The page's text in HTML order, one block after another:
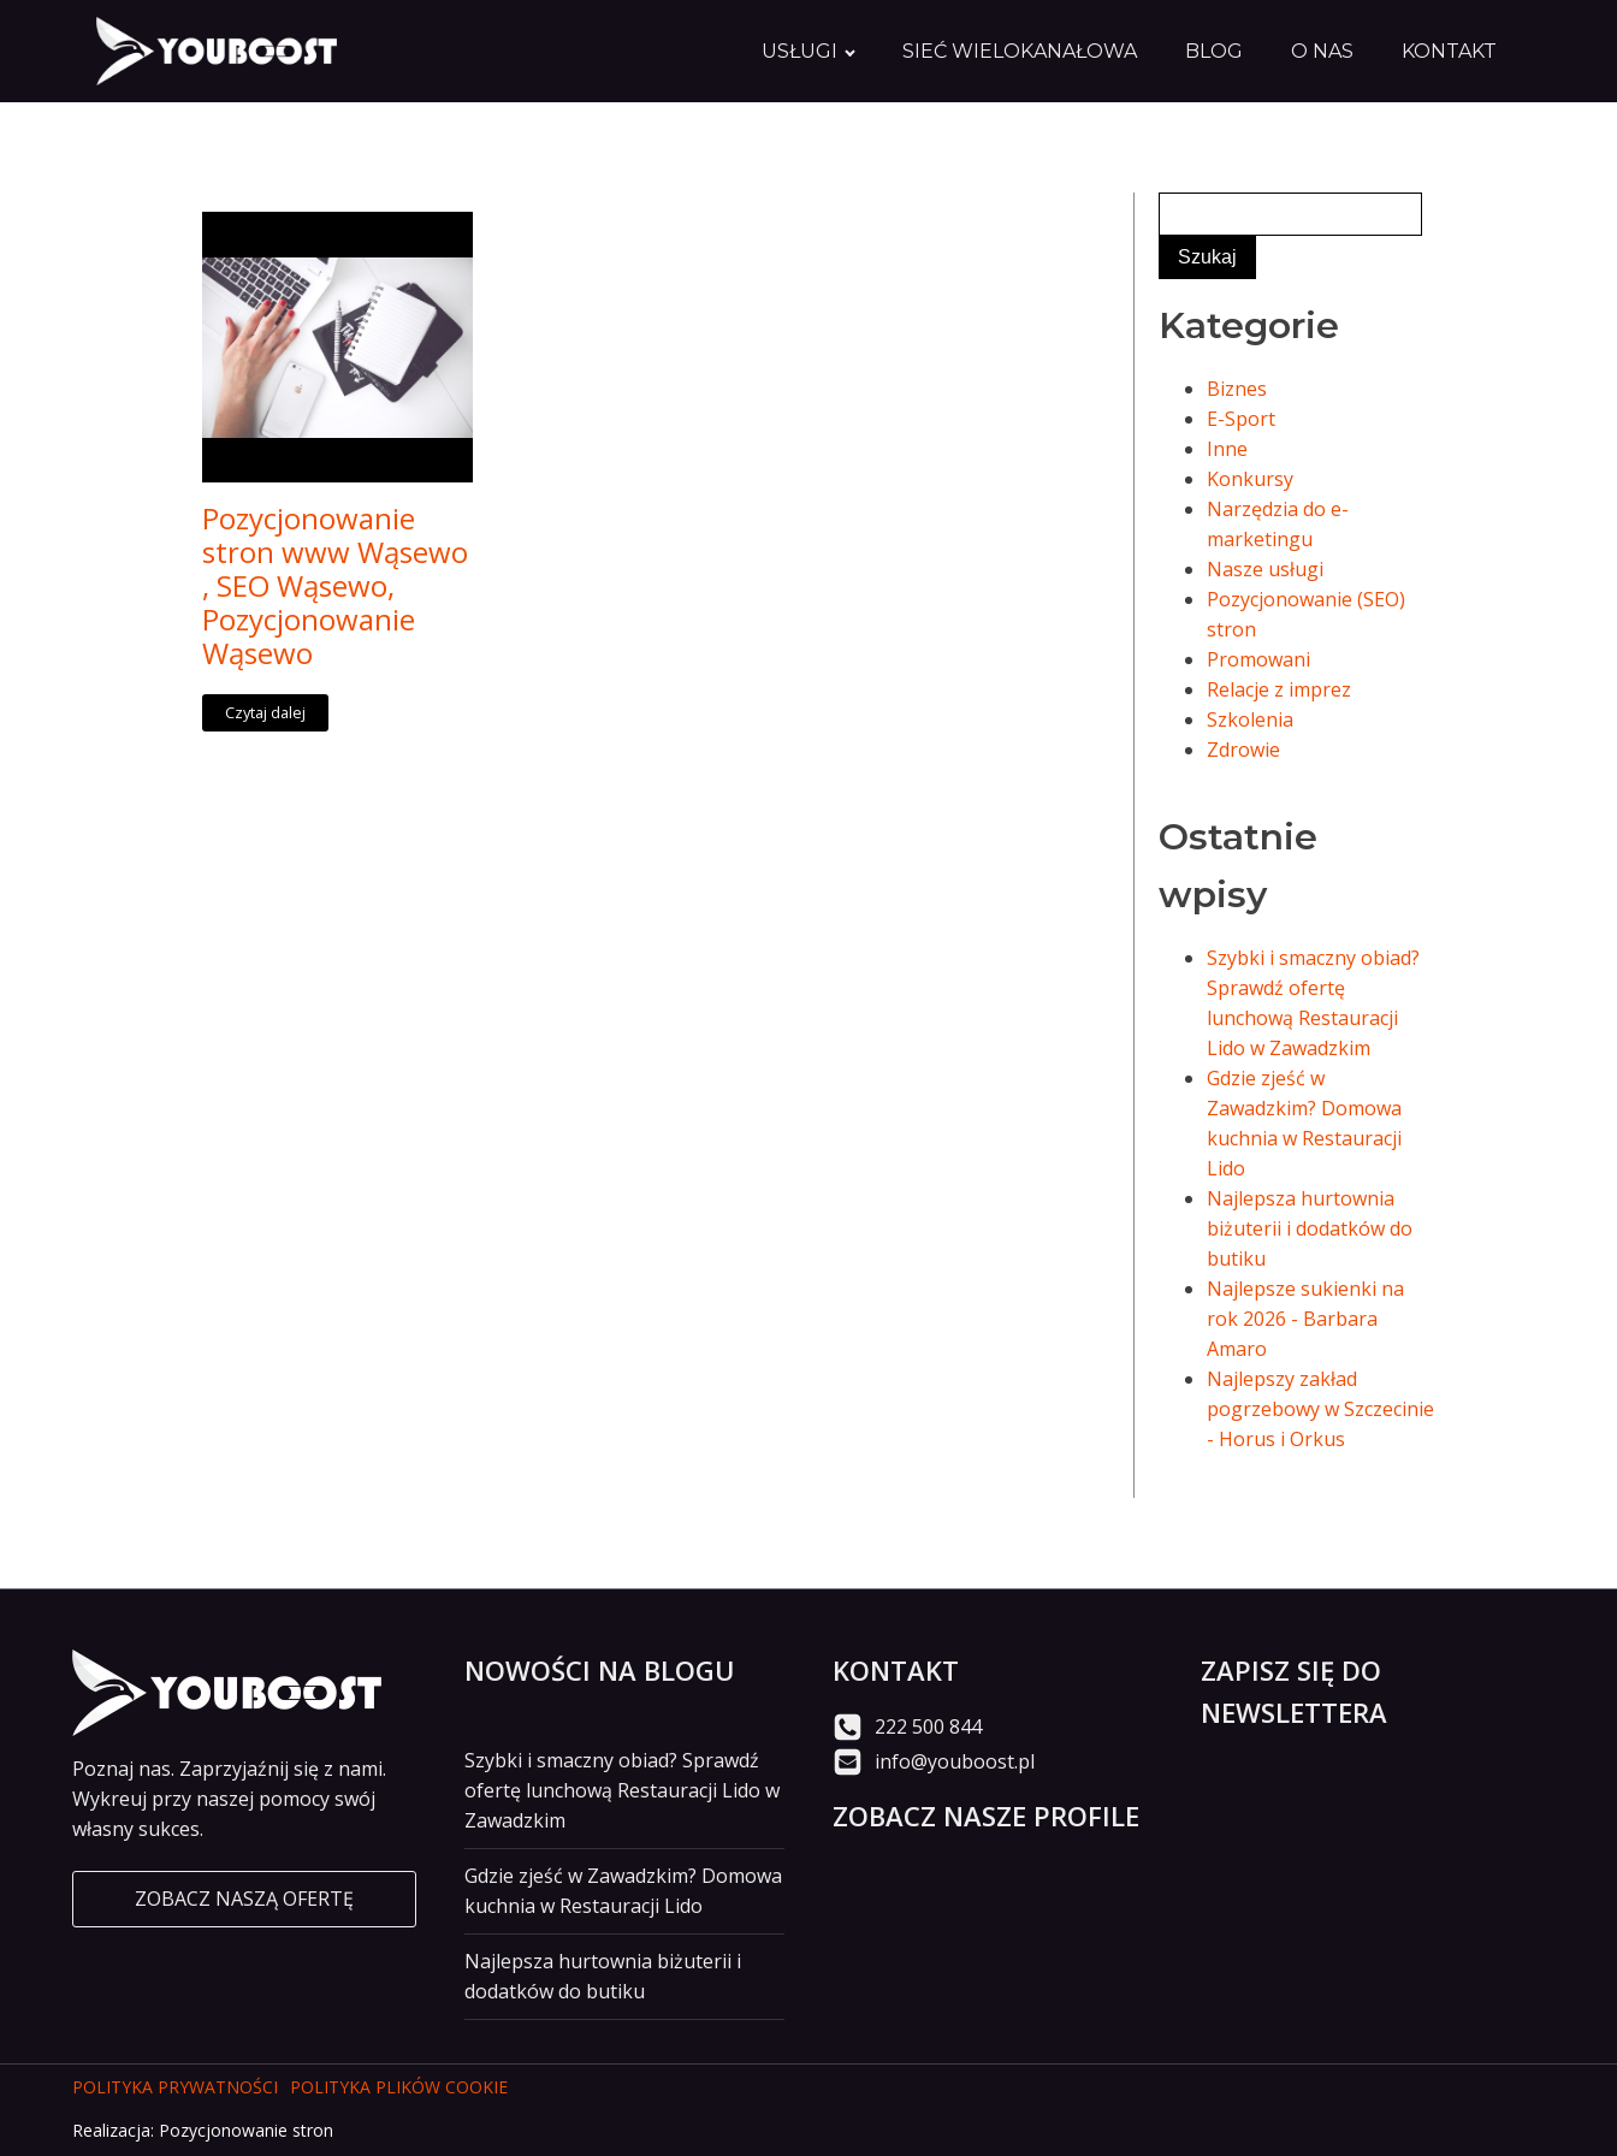
USŁUGI SIEĆ WIELOKANAŁOWA BLOG O NAS KONTAKT
Pozycjonowanie
stron www Wąsewo
, SEO Wąsewo,
Pozycjonowanie
Wąsewo
Czytaj dalej
Kategorie
Biznes
E-Sport
Inne
Konkursy
Narzędzia do e-
marketingu
Nasze usługi
Pozycjonowanie (SEO)
stron
Promowani
Relacje z imprez
Szkolenia
Zdrowie
Ostatnie
wpisy
Szybki i smaczny obiad?
Sprawdź ofertę
lunchową Restauracji
Lido w Zawadzkim
Gdzie zjeść w
Zawadzkim? Domowa
kuchnia w Restauracji
Lido
Najlepsza hurtownia
biżuterii i dodatków do
butiku
Najlepsze sukienki na
rok 2026 - Barbara
Amaro
Najlepszy zakład
pogrzebowy w Szczecinie
- Horus i Orkus
Poznaj nas. Zaprzyjaźnij się z nami.
Wykreuj przy naszej pomocy swój
własny sukces.
ZOBACZ NASZĄ OFERTĘ
NOWOŚCI NA BLOGU
Szybki i smaczny obiad? Sprawdź
ofertę lunchową Restauracji Lido w
Zawadzkim
Gdzie zjeść w Zawadzkim? Domowa
kuchnia w Restauracji Lido
Najlepsza hurtownia biżuterii i
dodatków do butiku
KONTAKT
222 500 844
info@youboost.pl
ZOBACZ NASZE PROFILE
ZAPISZ SIĘ DO
NEWSLETTERA
POLITYKA PRYWATNOŚCI
POLITYKA PLIKÓW COOKIE
Realizacja: Pozycjonowanie stron